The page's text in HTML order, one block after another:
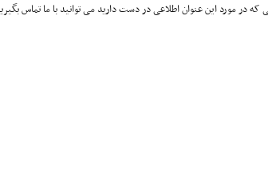
در مورد این عنوان اطلاعی در دست دارید می توانید با ما تماس